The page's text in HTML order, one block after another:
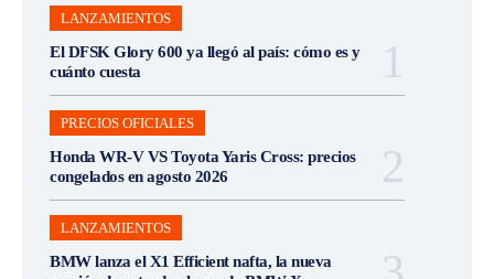
LANZAMIENTOS
El DFSK Glory 600 ya llegó al país: cómo es y
cuánto cuesta
PRECIOS OFICIALES
Honda WR-V VS Toyota Yaris Cross: precios
congelados en agosto 2026
LANZAMIENTOS
BMW lanza el X1 Efficient nafta, la nueva